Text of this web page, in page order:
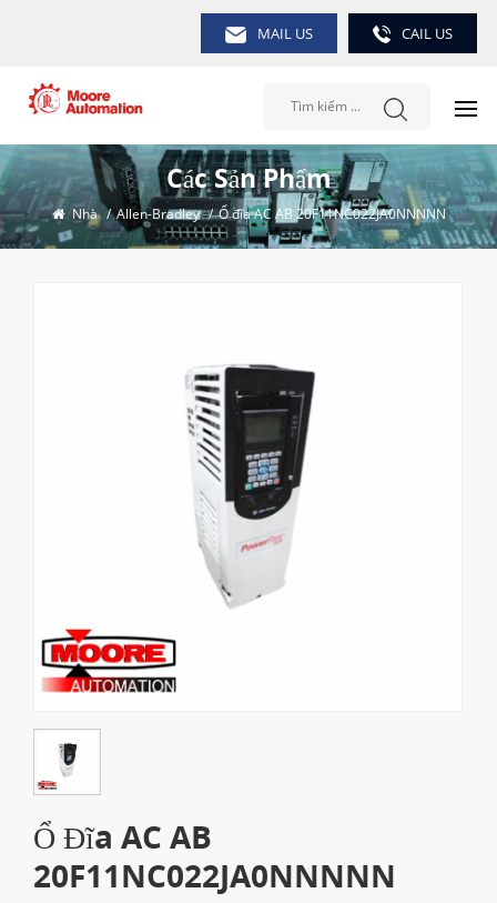
MAIL US CAIL US
Các Sản Phẩm
Nhà / Allen-Bradley / Ổ đĩa AC AB 20F11NC022JA0NNNNN
Ổ Đĩa AC AB
20F11NC022JA0NNNNN